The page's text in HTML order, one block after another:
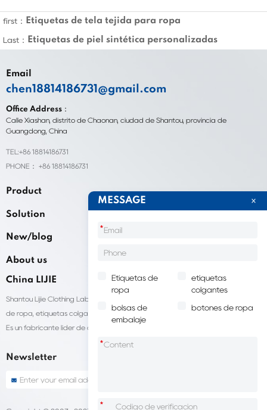
first： Etiquetas de tela tejida para ropa
Last： Etiquetas de piel sintética personalizadas
Email
chen18814186731@gmail.com
Office Address：
Calle Xiashan, distrito de Chaonan, ciudad de Shantou, provincia de
Guangdong, China
TEL:+86 18814186731
PHONE： +86 18814186731
Product
Solution
New/blog
About us
China LIJIE
Shantou Lijie Clothing Labels brinda servicios personalizados para etiquetas
de ropa, etiquetas colgantes, bolsas de embalaje de ropa y otros productos.
Es un fabricante líder de accesorios para prendas de vestir en China.
Newsletter
MESSAGE
*
Etiquetas de
ropa
etiquetas
colgantes
bolsas de
embalaje
botones de ropa
*
*